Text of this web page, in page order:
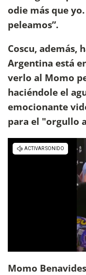
odie más que
peleamos”.
Coscu, además,
Argentina está
verlo al Momo
haciéndole el
emocionante
para el "orgullo
Momo